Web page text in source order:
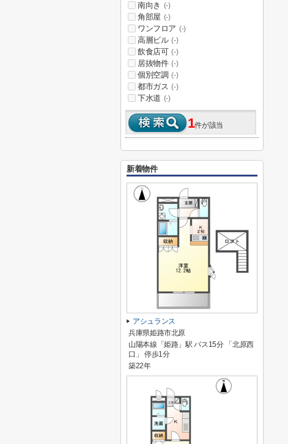
南向き (-)
角部屋 (-)
ワンフロア (-)
高層ビル (-)
飲食店可 (-)
居抜物件 (-)
個別空調 (-)
都市ガス (-)
下水道 (-)
1件が該当
新着物件
アシュランス
兵庫県姫路市北原
山陽本線「姫路」駅 バス15分 「北原西
口」 停歩1分
築22年